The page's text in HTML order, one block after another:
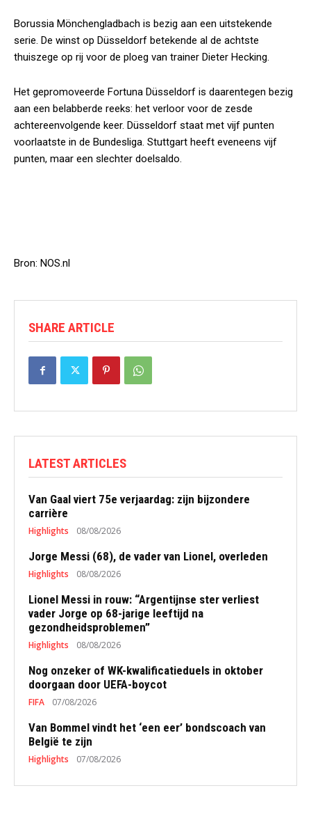
Borussia Mönchengladbach is bezig aan een uitstekende
serie. De winst op Düsseldorf betekende al de achtste
thuiszege op rij voor de ploeg van trainer Dieter Hecking.
Het gepromoveerde Fortuna Düsseldorf is daarentegen bezig
aan een belabberde reeks: het verloor voor de zesde
achtereenvolgende keer. Düsseldorf staat met vijf punten
voorlaatste in de Bundesliga. Stuttgart heeft eveneens vijf
punten, maar een slechter doelsaldo.
Bron: NOS.nl
SHARE ARTICLE
LATEST ARTICLES
Van Gaal viert 75e verjaardag: zijn bijzondere
carrière
Highlights 08/08/2026
Jorge Messi (68), de vader van Lionel, overleden
Highlights 08/08/2026
Lionel Messi in rouw: “Argentijnse ster verliest
vader Jorge op 68-jarige leeftijd na
gezondheidsproblemen”
Highlights 08/08/2026
Nog onzeker of WK-kwalificatieduels in oktober
doorgaan door UEFA-boycot
FIFA 07/08/2026
Van Bommel vindt het ‘een eer’ bondscoach van
België te zijn
Highlights 07/08/2026